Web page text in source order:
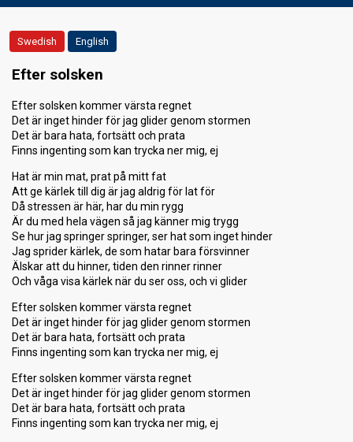
Swedish English
Efter solsken
Efter solsken kommer värsta regnet
Det är inget hinder för jag glider genom stormen
Det är bara hata, fortsätt och prata
Finns ingenting som kan trycka ner mig, ej
Hat är min mat, prat på mitt fat
Att ge kärlek till dig är jag aldrig för lat för
Då stressen är här, har du min rygg
Är du med hela vägen så jag känner mig trygg
Se hur jag springer springer, ser hat som inget hinder
Jag sprider kärlek, de som hatar bara försvinner
Älskar att du hinner, tiden den rinner rinner
Och våga visa kärlek när du ser oss, och vi glider
Efter solsken kommer värsta regnet
Det är inget hinder för jag glider genom stormen
Det är bara hata, fortsätt och prata
Finns ingenting som kan trycka ner mig, ej
Efter solsken kommer värsta regnet
Det är inget hinder för jag glider genom stormen
Det är bara hata, fortsätt och prata
Finns ingenting som kan trycka ner mig, ej